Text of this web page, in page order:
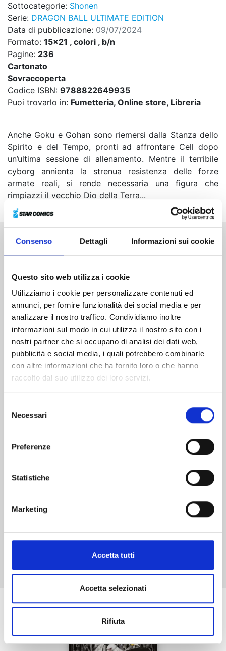
Consenso Dettagli Informazioni sui cookie
Questo sito web utilizza i cookie
Utilizziamo i cookie per personalizzare contenuti ed
annunci, per fornire funzionalità dei social media e per
analizzare il nostro traffico. Condividiamo inoltre
informazioni sul modo in cui utilizza il nostro sito con i
nostri partner che si occupano di analisi dei dati web,
pubblicità e social media, i quali potrebbero combinarle
con altre informazioni che ha fornito loro o che hanno
raccolto dal suo utilizzo dei loro servizi.
delNecessari
Preferenze
Statistiche
Marketing
Accetta tutti
Accetta selezionati
Rifiuta
Sottocategorie: Shonen
Serie: DRAGON BALL ULTIMATE EDITION
Data di pubblicazione: 09/07/2024
Formato: 15x21 , colori , b/n
Pagine: 236
Cartonato
Sovraccoperta
Codice ISBN: 9788822649935
Puoi trovarlo in: Fumetteria, Online store, Libreria
Anche Goku e Gohan sono riemersi dalla Stanza dello
Spirito e del Tempo, pronti ad affrontare Cell dopo
un’ultima sessione di allenamento. Mentre il terribile
cyborg annienta la strenua resistenza delle forze
armate reali, si rende necessaria una figura che
rimpiazzi il vecchio Dio della Terra...
Altri volumi della serie
Se ti è piaciuto prova anche: